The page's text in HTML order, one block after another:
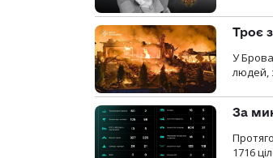
Троє
У
людей,
За
1716